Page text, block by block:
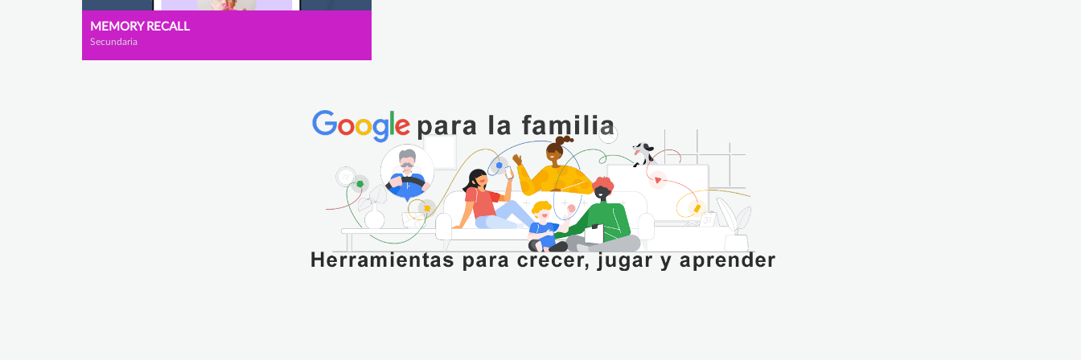
MEMORY RECALL
Secundaria